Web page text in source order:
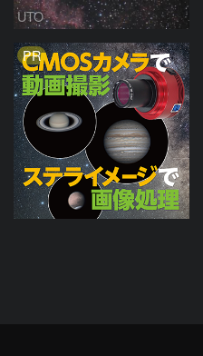
UTO
PR